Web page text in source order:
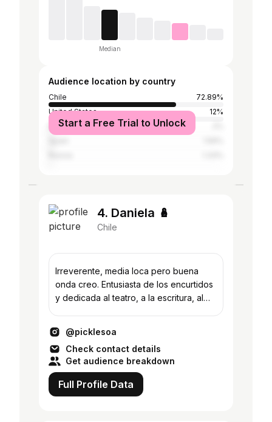
Median
Audience location by country
Chile
72.89%
United States
12%
Brazil
Start a Free Trial to Unlock
4. Daniela 🪆
Chile
Irreverente, media loca pero buena
onda creo. Entusiasta de los encurtidos
y dedicada al teatro, a la escritura, al
@picklesoa
Check contact details
Get audience breakdown
Full Profile Data